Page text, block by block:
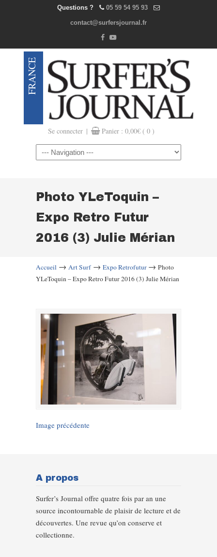
Questions ? 05 59 54 95 93
contact@surfersjournal.fr
Se connecter | Panier : 0,00€ ( 0 )
Navigation
Photo YLeToquin –
Expo Retro Futur
2016 (3) Julie Mérian
Accueil → Art Surf → Expo Retrofutur → Photo
YLeToquin – Expo Retro Futur 2016 (3) Julie Mérian
Image précédente
A propos
Surfer’s Journal offre quatre fois par an une
source incontournable de plaisir de lecture et de
découvertes. Une revue qu’on conserve et
collectionne.